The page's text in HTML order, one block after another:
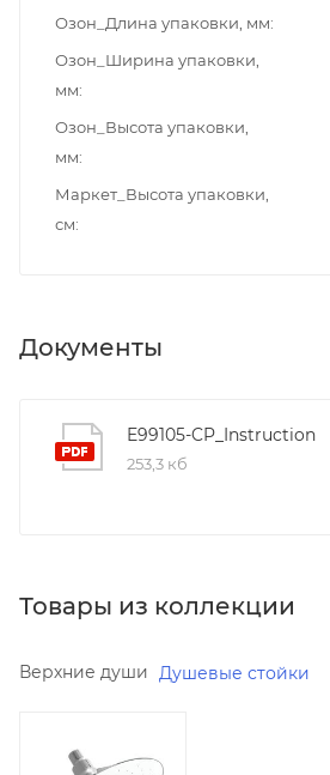
Озон_Длина упаковки, мм
Озон_Ширина упаковки,
мм
Озон_Высота упаковки,
мм
Маркет_Высота упаковки,
см
Документы
E99105-CP_Instruction
253,3 кб
Товары из коллекции
Верхние души Душевые стойки
цена